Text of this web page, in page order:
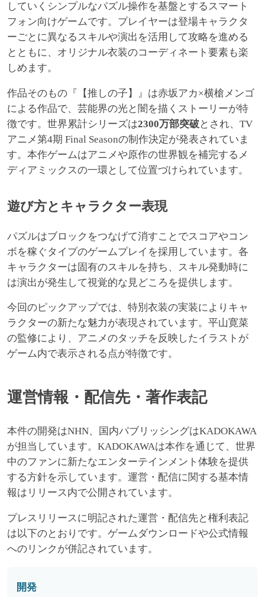
していくシンプルなパズル操作を基盤とするスマート
フォン向けゲームです。プレイヤーは登場キャラクタ
ーごとに異なるスキルや演出を活用して攻略を進める
とともに、オリジナル衣装のコーディネート要素も楽
しめます。
作品そのもの『【推しの子】』は赤坂アカ×横槍メンゴ
による作品で、芸能界の光と闇を描くストーリーが特
徴です。世界累計シリーズは2300万部突破とされ、TV
アニメ第4期 Final Seasonの制作決定が発表されていま
す。本作ゲームはアニメや原作の世界観を補完するメ
ディアミックスの一環として位置づけられています。
遊び方とキャラクター表現
パズルはブロックをつなげて消すことでスコアやコン
ボを稼ぐタイプのゲームプレイを採用しています。各
キャラクターは固有のスキルを持ち、スキル発動時に
は演出が発生して視覚的な見どころを提供します。
今回のピックアップでは、特別衣装の実装によりキャ
ラクターの新たな魅力が表現されています。平山寛菜
の監修により、アニメのタッチを反映したイラストが
ゲーム内で表示される点が特徴です。
運営情報・配信先・著作表記
本件の開発はNHN、国内パブリッシングはKADOKAWA
が担当しています。KADOKAWAは本作を通じて、世界
中のファンに新たなエンターテインメント体験を提供
する方針を示しています。運営・配信に関する基本情
報はリリース内で公開されています。
プレスリリースに明記された運営・配信先と権利表記
は以下のとおりです。ゲームダウンロードや公式情報
へのリンクが併記されています。
開発